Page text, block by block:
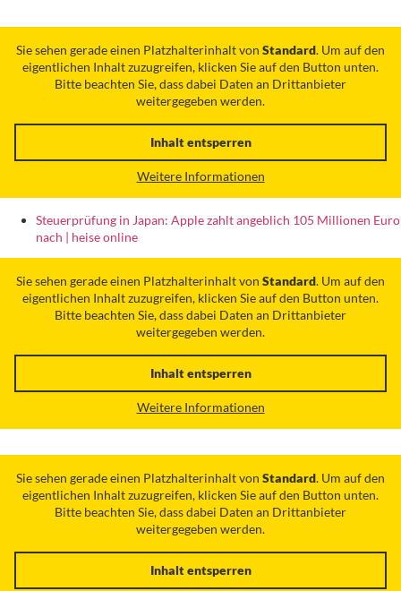
Sie sehen gerade einen Platzhalterinhalt von Standard. Um auf den
eigentlichen Inhalt zuzugreifen, klicken Sie auf den Button unten.
Bitte beachten Sie, dass dabei Daten an Drittanbieter
weitergegeben werden.
Inhalt entsperren
Weitere Informationen
Steuerprüfung in Japan: Apple zahlt angeblich 105 Millionen Euro
nach | heise online
Sie sehen gerade einen Platzhalterinhalt von Standard. Um auf den
eigentlichen Inhalt zuzugreifen, klicken Sie auf den Button unten.
Bitte beachten Sie, dass dabei Daten an Drittanbieter
weitergegeben werden.
Inhalt entsperren
Weitere Informationen
Sie sehen gerade einen Platzhalterinhalt von Standard. Um auf den
eigentlichen Inhalt zuzugreifen, klicken Sie auf den Button unten.
Bitte beachten Sie, dass dabei Daten an Drittanbieter
weitergegeben werden.
Inhalt entsperren